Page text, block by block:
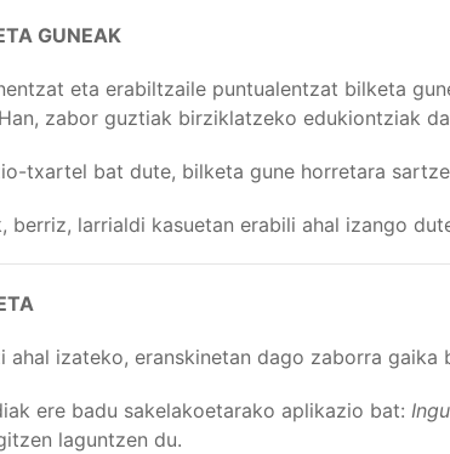
GUNEAK
eta erabiltzaile puntualentzat bilketa
zabor guztiak birziklatzeko edukiontziak
txartel bat dute, bilketa gune horretara
berriz, larrialdi kasuetan erabili ahal izango
ahal izateko, eranskinetan dago zaborra
ere badu sakelakoetarako aplikazio bat:
laguntzen du.